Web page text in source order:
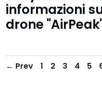
informazioni
drone
← Prev 1 2 3 4 5